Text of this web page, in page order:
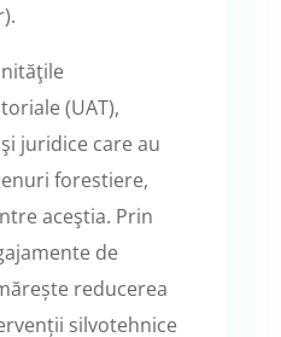
(UAT),
juridice care au
forestiere,
aceştia. Prin
de
reducerea
silvotehnice